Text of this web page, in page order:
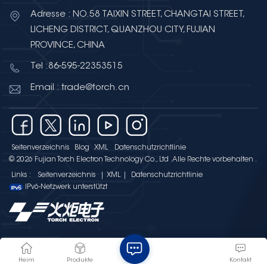
Adresse : NO.58 TAIXIN STREET, CHANGTAI STREET,
LICHENG DISTRICT, QUANZHOU CITY, FUJIAN
PROVINCE, CHINA
Tel :86-595-22353515
Email : trade@torch.cn
Seitenverzeichnis Blog XML
Datenschutzrichtlinie
© 2026 Fujian Torch Electron Technology Co., Ltd .Alle Rechte vorbehalten .
Links : Seitenverzeichnis XML
Datenschutzrichtlinie
IPv6-Netzwerk unterstützt
Heim Produkte Kontakt